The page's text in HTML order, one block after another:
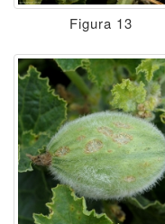
Figura 13